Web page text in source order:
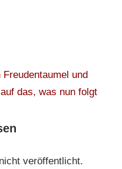
und
das, was nun folgt
veröffentlicht.